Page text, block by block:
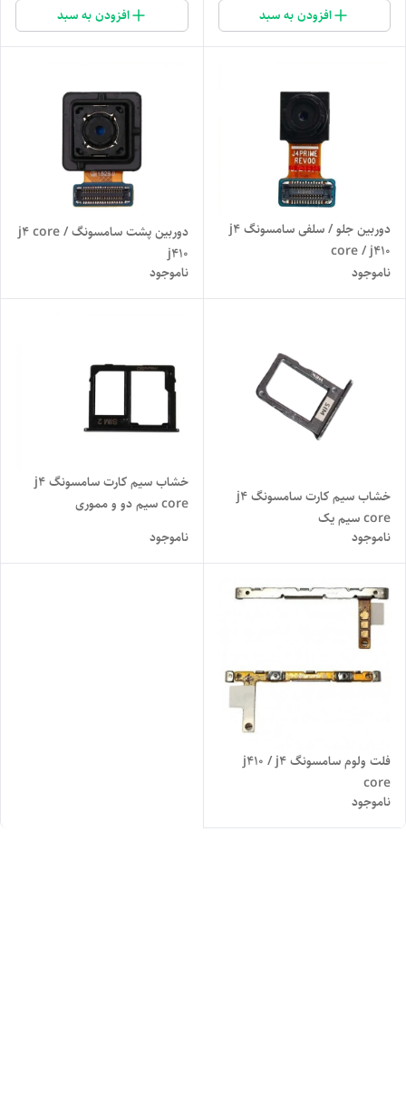
افزودن به سبد افزودن به سبد
دوربین جلو / سلفی سامسونگ j4
core / j410
ناموجود
دوربین پشت سامسونگ j4 core /
j410
ناموجود
خشاب سیم کارت سامسونگ j4
core سیم یک
ناموجود
خشاب سیم کارت سامسونگ j4
core سیم دو و مموری
ناموجود
فلت ولوم سامسونگ j410 / j4
core
ناموجود